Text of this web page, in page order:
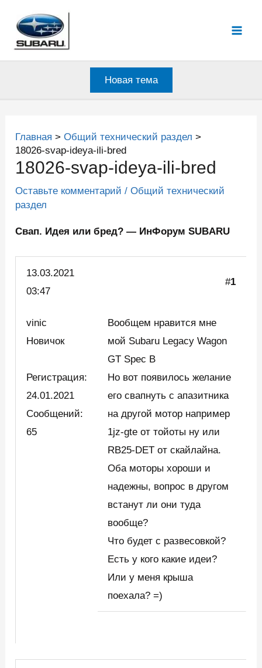
содержимому
Новая тема
Главная
Общий технический раздел
18026-svap-ideya-ili-bred
18026-svap-ideya-ili-bred
Оставьте комментарий /Общий технический
раздел
Свап. Идея или бред? — ИнФорум SUBARU
13.03.2021
03:47
#1
vinic
Новичок
Регистрация:
24.01.2021
Сообщений:
65
Вообщем нравится мне
мой Subaru Legacy Wagon
GT Spec B
Но вот появилось желание
его свапнуть с апазитника
на другой мотор например
1jz-gte от тойоты ну или
RB25-DET от скайлайна.
Оба моторы хороши и
надежны, вопрос в другом
встанут ли они туда
вообще?
Что будет с развесовкой?
Есть у кого какие идеи?
Или у меня крыша
поехала? =)